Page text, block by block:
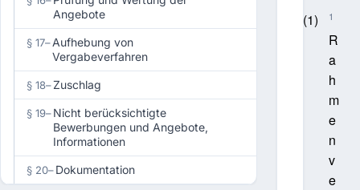
Angebote
§ 17–Aufhebung von
Vergabeverfahren
§ 18–Zuschlag
§ 19–Nicht berücksichtigte
Bewerbungen und Angebote,
Informationen
§ 20–Dokumentation
(1) 1
R
a
h
m
e
n
v
e